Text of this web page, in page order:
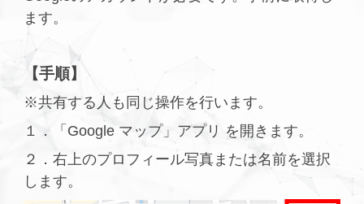
ます。
【手順】
※共有する人も同じ操作を行います。
１．「Google マップ」アプリ を開きます。
２．右上のプロフィール写真または名前を選択
します。